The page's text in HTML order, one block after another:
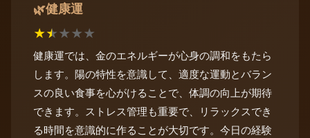
🌿健康運
★★★★★
健康運では、金のエネルギーが心身の調和をもたら
します。陽の特性を意識して、適度な運動とバラン
スの良い食事を心がけることで、体調の向上が期待
できます。ストレス管理も重要で、リラックスでき
る時間を意識的に作ることが大切です。今日の経験